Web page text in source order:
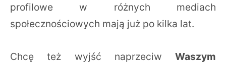
profilowe w różnych mediach
społecznościowych mają już po kilka lat.
Chcę też wyjść naprzeciw Waszym